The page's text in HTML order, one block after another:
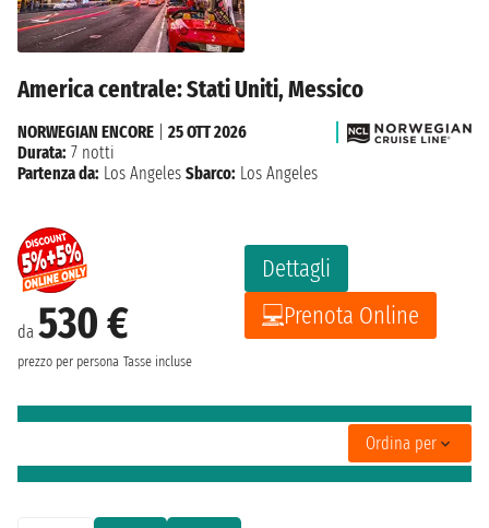
America centrale: Stati Uniti, Messico
da 530 €
prezzo per persona Tasse incluse
Dettagli
Prenota Online
NORWEGIAN ENCORE
25 OTT 2026
Durata: 7 notti
Partenza da: Los Angeles Sbarco: Los Angeles
Ordina per